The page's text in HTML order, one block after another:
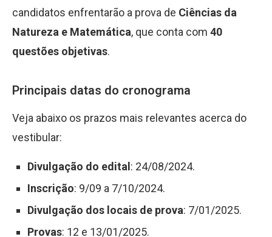
candidatos enfrentarão a prova de Ciências da
Natureza e Matemática, que conta com 40
questões objetivas.
Principais datas do cronograma
Veja abaixo os prazos mais relevantes acerca do
vestibular:
Divulgação do edital : 24/08/2024.
Inscrição: 9/09 a 7/10/2024.
Divulgação dos locais de prova: 7/01/2025.
Provas: 12 e 13/01/2025.